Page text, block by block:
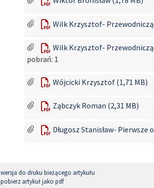
Wilk Krzysztof-
Wilk Krzysztof-
pobrań: 1
Wójcicki Krzysztof (1,71 MB)
Ząbczyk Roman (2,31 MB)
Długosz Stanisław-
wersja do druku bieżącego artykułu
pobierz artykuł jako pdf